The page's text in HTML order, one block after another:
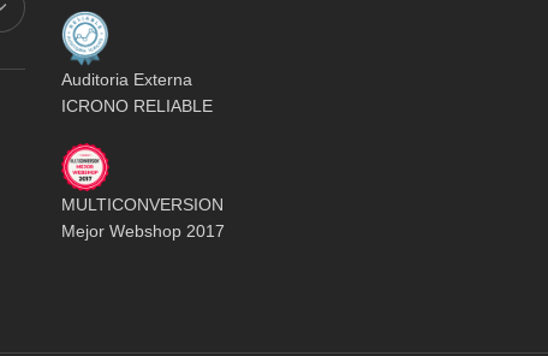
Auditoria Externa
ICRONO RELIABLE
MULTICONVERSION
Mejor Webshop 2017